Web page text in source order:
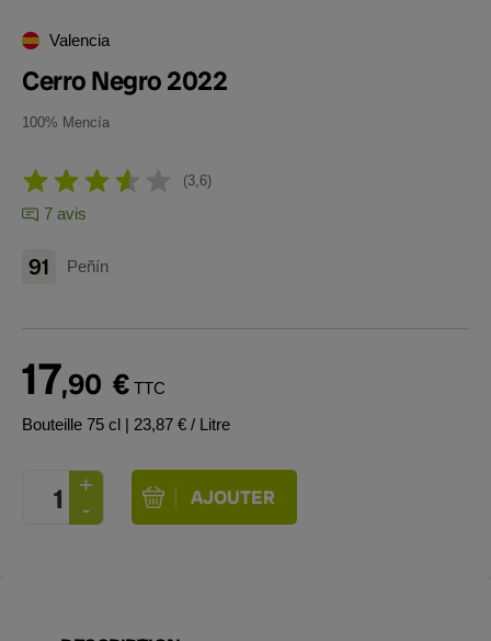
Valencia
Cerro Negro 2022
100% Mencía
3,6
7 avis
91 Peñín
17,90 € TTC
Bouteille 75 cl | 23,87 € / Litre